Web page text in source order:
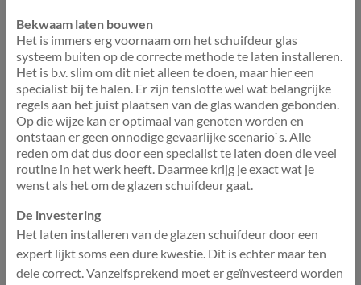
Bekwaam laten bouwen
Het is immers erg voornaam om het schuifdeur glas
systeem buiten op de correcte methode te laten installeren.
Het is b.v. slim om dit niet alleen te doen, maar hier een
specialist bij te halen. Er zijn tenslotte wel wat belangrijke
regels aan het juist plaatsen van de glas wanden gebonden.
Op die wijze kan er optimaal van genoten worden en
ontstaan er geen onnodige gevaarlijke scenario`s. Alle
reden om dat dus door een specialist te laten doen die veel
routine in het werk heeft. Daarmee krijg je exact wat je
wenst als het om de glazen schuifdeur gaat.
De investering
Het laten installeren van de glazen schuifdeur door een
expert lijkt soms een dure kwestie. Dit is echter maar ten
dele correct. Vanzelfsprekend moet er geïnvesteerd worden